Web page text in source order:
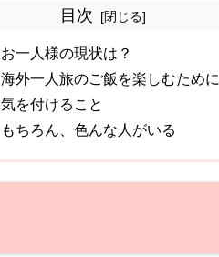
目次
お一人様の現状は？
海外一人旅のご飯を楽しむために
気を付けること
もちろん、色んな人がいる